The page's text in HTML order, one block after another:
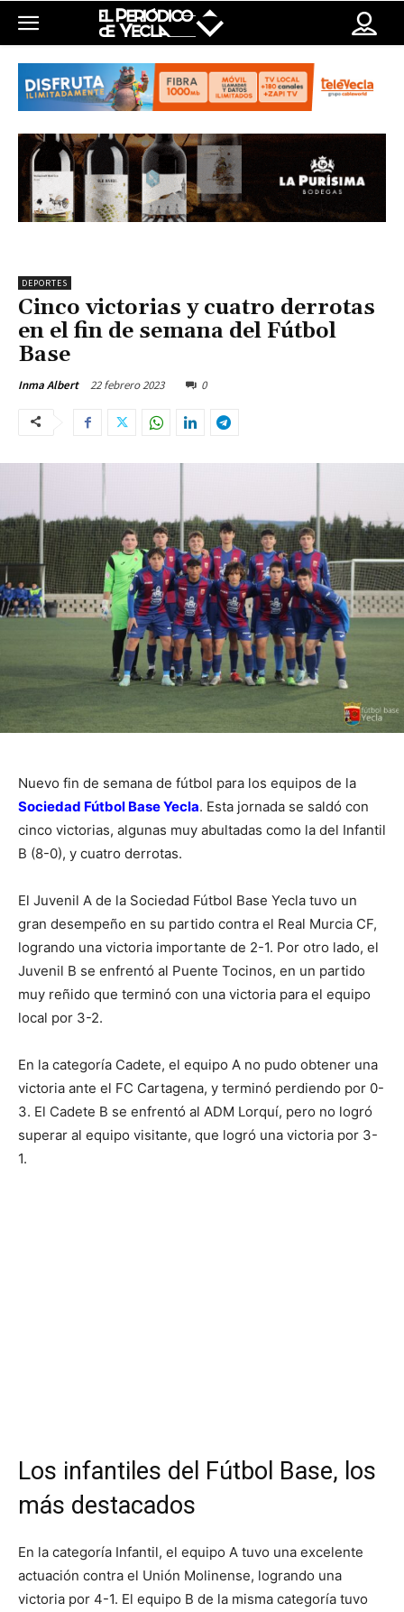
DEPORTES
Cinco victorias y cuatro derrotas
en el fin de semana del Fútbol
Base
Inma Albert 22 febrero 2023 0
Nuevo fin de semana de fútbol para los equipos de la
Sociedad Fútbol Base Yecla. Esta jornada se saldó con
cinco victorias, algunas muy abultadas como la del Infantil
B (8-0), y cuatro derrotas.
El Juvenil A de la Sociedad Fútbol Base Yecla tuvo un
gran desempeño en su partido contra el Real Murcia CF,
logrando una victoria importante de 2-1. Por otro lado, el
Juvenil B se enfrentó al Puente Tocinos, en un partido
muy reñido que terminó con una victoria para el equipo
local por 3-2.
En la categoría Cadete, el equipo A no pudo obtener una
victoria ante el FC Cartagena, y terminó perdiendo por 0-
3. El Cadete B se enfrentó al ADM Lorquí, pero no logró
superar al equipo visitante, que logró una victoria por 3-
1.
Los infantiles del Fútbol Base, los
más destacados
En la categoría Infantil, el equipo A tuvo una excelente
actuación contra el Unión Molinense, logrando una
victoria por 4-1. El equipo B de la misma categoría tuvo